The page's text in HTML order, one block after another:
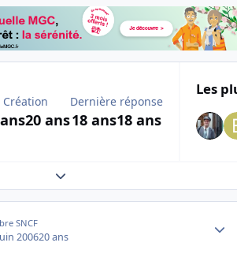
Création
20 ans
Dernière réponse
18 ans18 ans
Les
Expand topic overview
SNCF
200620 ans